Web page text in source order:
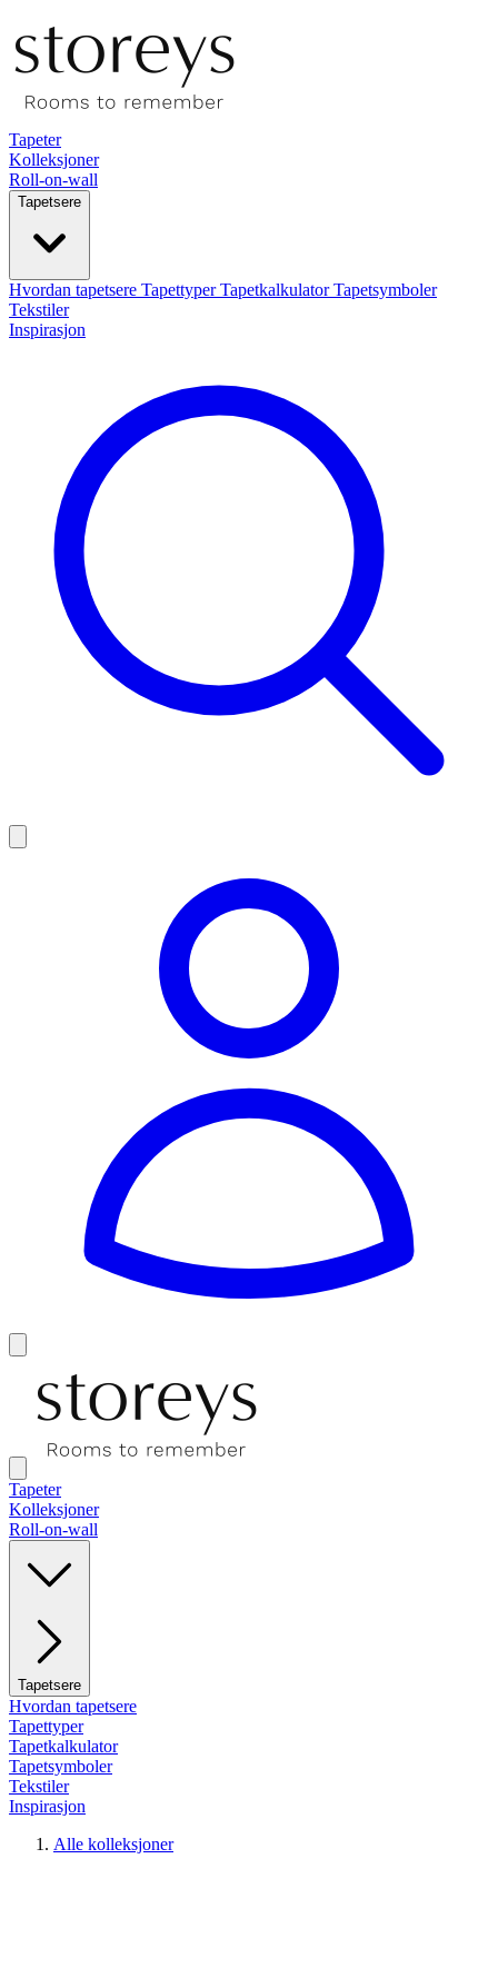
Tapeter
Kolleksjoner
Roll-on-wall
Tapetsere
Hvordan tapetsere TapettyperTapetkalkulatorTapetsymboler
Tekstiler
Inspirasjon
Tapeter
Kolleksjoner
Roll-on-wall
Tapetsere
Hvordan tapetsere
Tapettyper
Tapetkalkulator
Tapetsymboler
Tekstiler
Inspirasjon
Alle kolleksjoner